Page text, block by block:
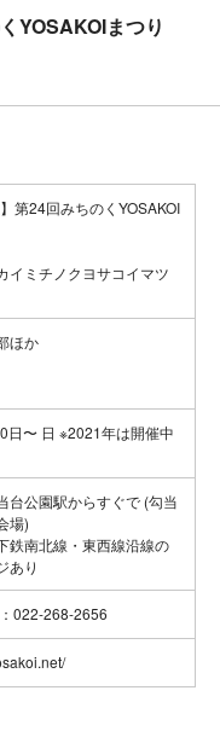
YOSAKOIまつり
第24回みちのくYOSAKOI
イミチノクヨサコイマツ
ほか
日〜 日 ※2021年は開催中
台公園駅からすぐで (勾当
場)
鉄南北線・東西線沿線の
あり
022-268-2656